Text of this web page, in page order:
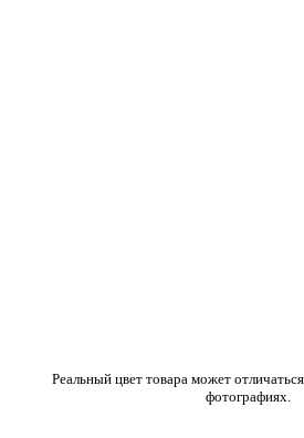
Реальный цвет товара может
фотографиях.